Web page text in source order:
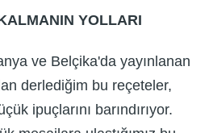
YOLLARI
ve Belçika'da yayınlanan
derlediğim bu reçeteler,
ipuçlarını barındırıyor.